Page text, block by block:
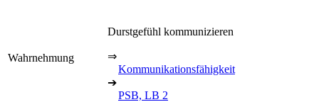
Wahrnehmung
Durstgefühl kommunizieren
⇒
Kommunikationsfähigkeit
➔
PSB, LB 2